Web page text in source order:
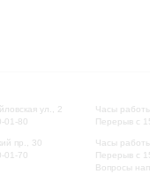
ул., 2
01-80
пр., 30
01-70
Часы
Перерыв с
Часы
Перерыв с
Вопросы